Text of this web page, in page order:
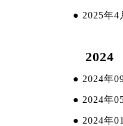
● 2025年4
2024
● 2024年
● 2024年
● 2024年01